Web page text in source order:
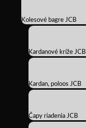
Kolesové bagre JCB
Kardanové kríže JCB
Kardan, poloos JCB
Čapy riadenia JCB